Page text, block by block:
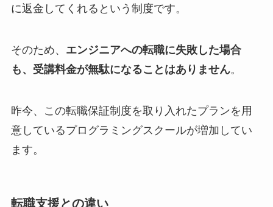
に返金してくれるという制度です。
そのため、 エンジニアへの転職に失敗した場合
も、受講料金が無駄になることはありません。
昨今、この転職保証制度を取り入れたプランを用
意しているプログラミングスクールが増加してい
ます。
転職支援との違い